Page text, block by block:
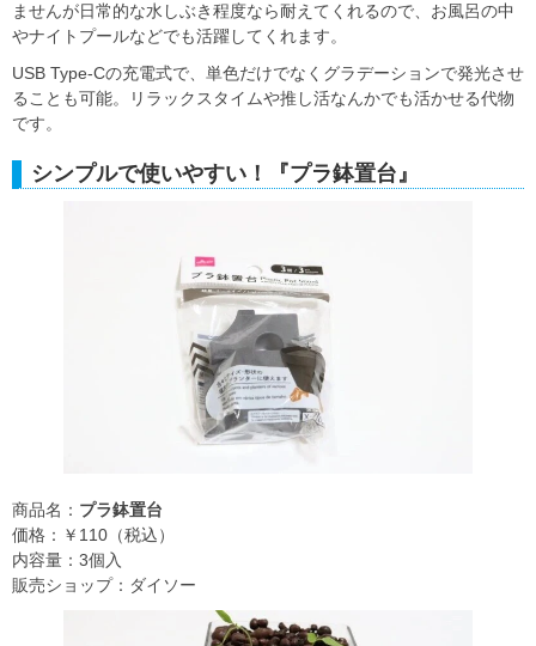
ませんが日常的な水しぶき程度なら耐えてくれるので、お風呂の中
やナイトプールなどでも活躍してくれます。
USB Type-Cの充電式で、単色だけでなくグラデーションで発光させ
ることも可能。リラックスタイムや推し活なんかでも活かせる代物
です。
シンプルで使いやすい！『プラ鉢置台』
商品名： プラ鉢置台
価格：￥110（税込）
内容量：3個入
販売ショップ：ダイソー